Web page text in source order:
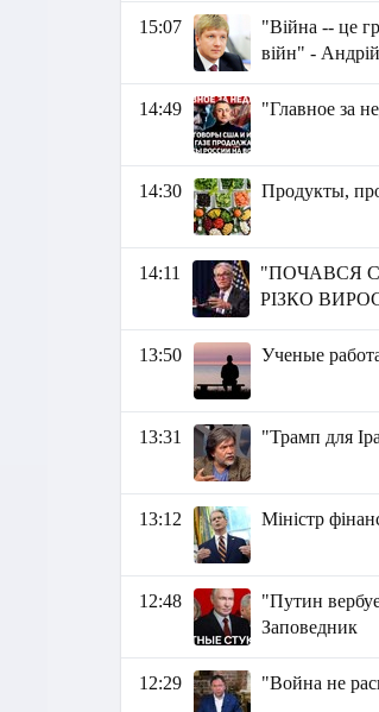
15:07
"Війна -- це
війн" -
14:49 "Главное за
14:30 Продукты,
14:11
"ПОЧАВСЯ
РІЗКО
13:50 Ученые
13:31 "Трамп для
13:12 Міністр
12:48
"Путин
Заповедник
12:29 "Война не